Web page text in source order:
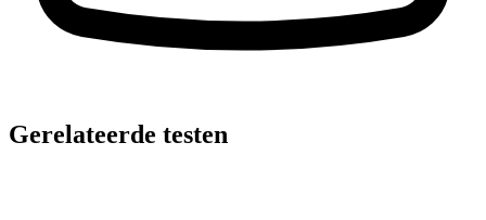
Gerelateerde testen